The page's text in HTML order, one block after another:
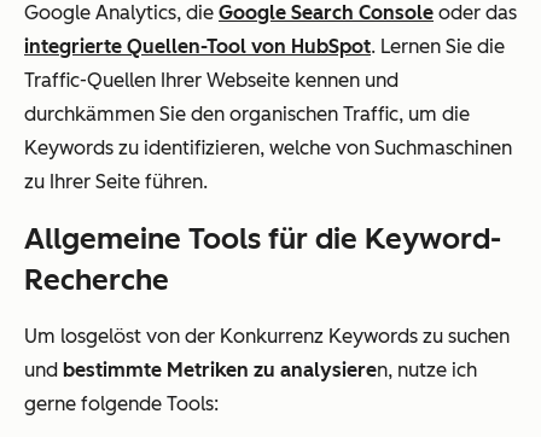
Google Analytics, die Google Search Console oder das
integrierte Quellen-Tool von HubSpot. Lernen Sie die
Traffic-Quellen Ihrer Webseite kennen und
durchkämmen Sie den organischen Traffic, um die
Keywords zu identifizieren, welche von Suchmaschinen
zu Ihrer Seite führen.
Allgemeine Tools für die Keyword-
Recherche
Um losgelöst von der Konkurrenz Keywords zu suchen
und bestimmte Metriken zu analysieren, nutze ich
gerne folgende Tools: